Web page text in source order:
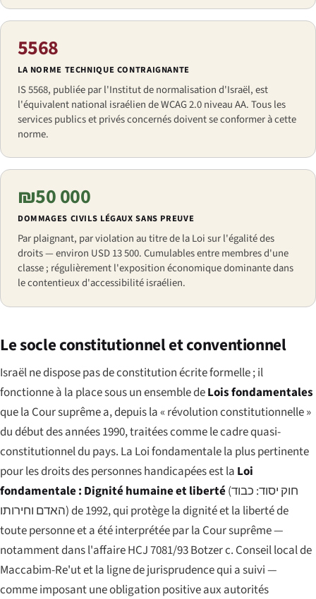
5568
LA NORME TECHNIQUE CONTRAIGNANTE
IS 5568, publiée par l'Institut de normalisation d'Israël, est
l'équivalent national israélien de WCAG 2.0 niveau AA. Tous les
services publics et privés concernés doivent se conformer à cette
norme.
₪50 000
DOMMAGES CIVILS LÉGAUX SANS PREUVE
Par plaignant, par violation au titre de la Loi sur l'égalité des
droits — environ USD 13 500. Cumulables entre membres d'une
classe ; régulièrement l'exposition économique dominante dans
le contentieux d'accessibilité israélien.
Le socle constitutionnel et conventionnel
Israël ne dispose pas de constitution écrite formelle ; il
fonctionne à la place sous un ensemble deLois fondamentales
que la Cour suprême a, depuis la « révolution constitutionnelle »
du début des années 1990, traitées comme le cadre quasi-
constitutionnel du pays. La Loi fondamentale la plus pertinente
pour les droits des personnes handicapées est la Loi
fondamentale : Dignité humaine et liberté(חוק יסוד: כבוד
האדם וחירותו) de 1992, qui protège la dignité et la liberté de
toute personne et a été interprétée par la Cour suprême —
notamment dans l'affaireHCJ 7081/93 Botzer c. Conseil local de
Maccabim-Re'utet la ligne de jurisprudence qui a suivi —
comme imposant une obligation positive aux autorités